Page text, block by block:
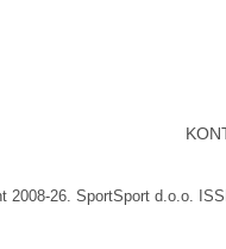
2008-26. SportSport d.o.o.